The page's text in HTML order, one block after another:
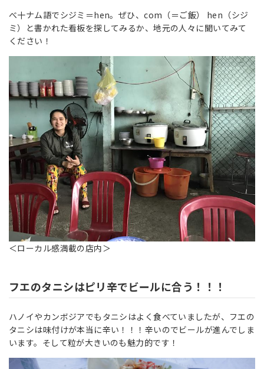
べ十ナム語でシジミ＝hen。ぜひ、com（＝ご飯） hen（シジ
ミ）と書かれた看板を探してみるか、地元の人々に聞いてみて
ください！
＜ローカル感満載の店内＞
フエのタニシはピリ辛でビールに合う！！！
ハノイやカンボジアでもタニシはよく食べていましたが、フエの
タニシは味付けが本当に辛い！！！辛いのでビールが進んでしま
います。そして粒が大きいのも魅力的です！